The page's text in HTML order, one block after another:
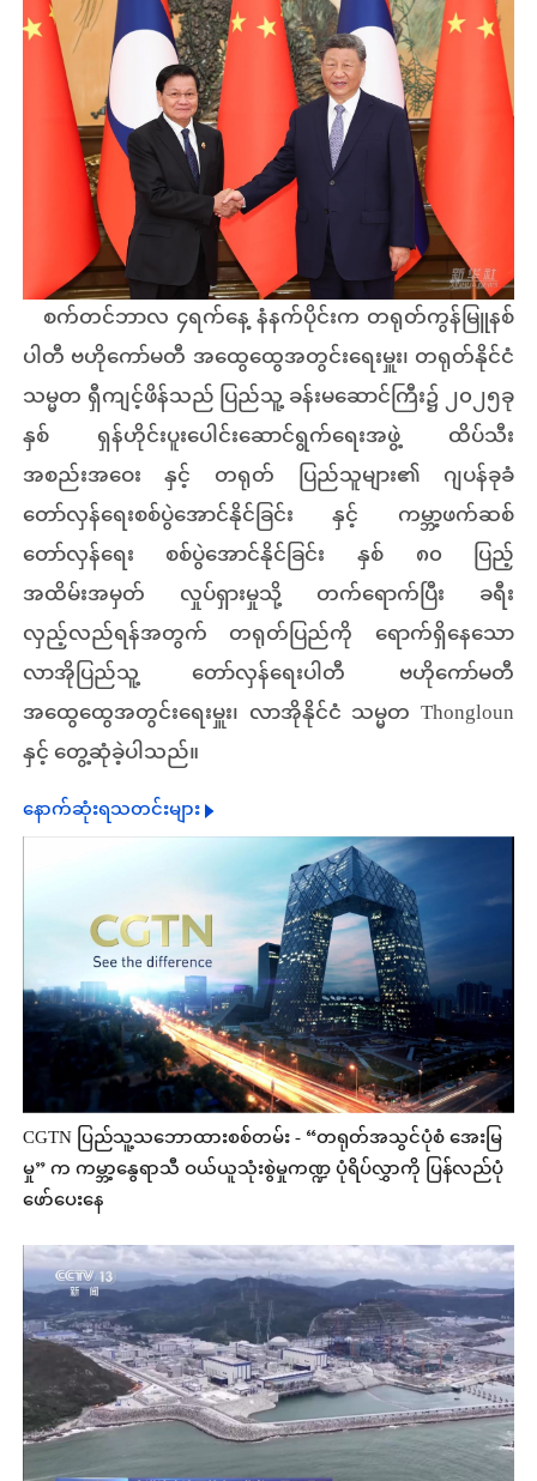
စက်တင်ဘာလ ၄ရက်နေ့ နံနက်ပိုင်းက တရုတ်ကွန်မြူနစ်
ပါတီ ဗဟိုကော်မတီ အထွေထွေအတွင်းရေးမှူး၊ တရုတ်နိုင်ငံ
သမ္မတ ရှီကျင့်ဖိန်သည် ပြည်သူ့ ခန်းမဆောင်ကြီး၌ ၂၀၂၅ခု
နှစ် ရှန်ဟိုင်းပူးပေါင်းဆောင်ရွက်ရေးအဖွဲ့ ထိပ်သီး
အစည်းအဝေး နှင့် တရုတ် ပြည်သူများ၏ ဂျပန်ခုခံ
တော်လှန်ရေးစစ်ပွဲအောင်နိုင်ခြင်း နှင့် ကမ္ဘာ့ဖက်ဆစ်
တော်လှန်ရေး စစ်ပွဲအောင်နိုင်ခြင်း နှစ် ၈၀ ပြည့်
အထိမ်းအမှတ် လှုပ်ရှားမှုသို့ တက်ရောက်ပြီး ခရီး
လှည့်လည်ရန်အတွက် တရုတ်ပြည်ကို ရောက်ရှိနေသော
လာအိုပြည်သူ့ တော်လှန်ရေးပါတီ ဗဟိုကော်မတီ
အထွေထွေအတွင်းရေးမှူး၊ လာအိုနိုင်ငံ သမ္မတ Thongloun
နှင့် တွေ့ဆုံခဲ့ပါသည်။
နောက်ဆုံးရသတင်းများ
CGTN ပြည်သူ့သဘောထားစစ်တမ်း - “တရုတ်အသွင်ပုံစံ အေးမြ
မှု” က ကမ္ဘာ့နွေရာသီ ဝယ်ယူသုံးစွဲမှုကဏ္ဍ ပုံရိပ်လွှာကို ပြန်လည်ပုံ
ဖော်ပေးနေ